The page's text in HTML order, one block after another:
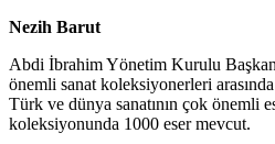
Nezih Barut
Abdi İbrahim Yönetim Kurulu
önemli sanat koleksiyonerleri
Türk ve dünya sanatının çok önemli
koleksiyonunda 1000 eser mevcut.